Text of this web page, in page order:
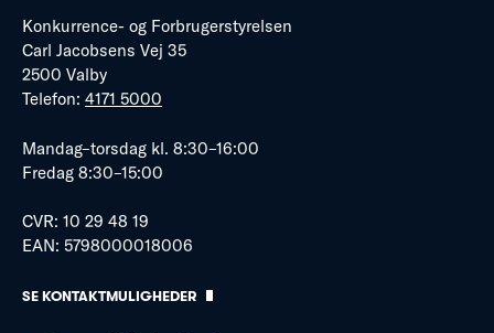
Konkurrence- og Forbrugerstyrelsen
Carl Jacobsens Vej 35
2500 Valby
Telefon: 4171 5000
Mandag–torsdag kl. 8:30–16:00
Fredag 8:30–15:00
CVR: 10 29 48 19
EAN: 5798000018006
SE KONTAKTMULIGHEDER